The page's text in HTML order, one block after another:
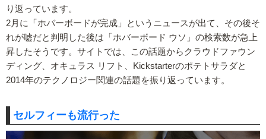
り返っています。
2月に「ホバーボードが完成」というニュースが出て、その後そ
れが嘘だと判明した後は「ホバーボード ウソ」の検索数が急上
昇したそうです。サイトでは、この話題からクラウドファウン
ディング、オキュラス リフト、Kickstarterのポテトサラダと
2014年のテクノロジー関連の話題を振り返っています。
セルフィーも流行った